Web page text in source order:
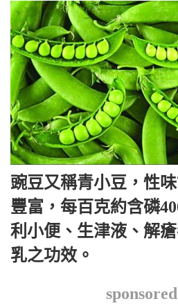
豌豆又稱青小豆，性
豐富，每百克約含磷
利小便、生津液、解
乳之功效。